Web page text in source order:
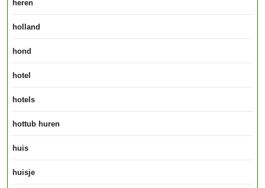
heren
holland
hond
hotel
hotels
hottub huren
huis
huisje